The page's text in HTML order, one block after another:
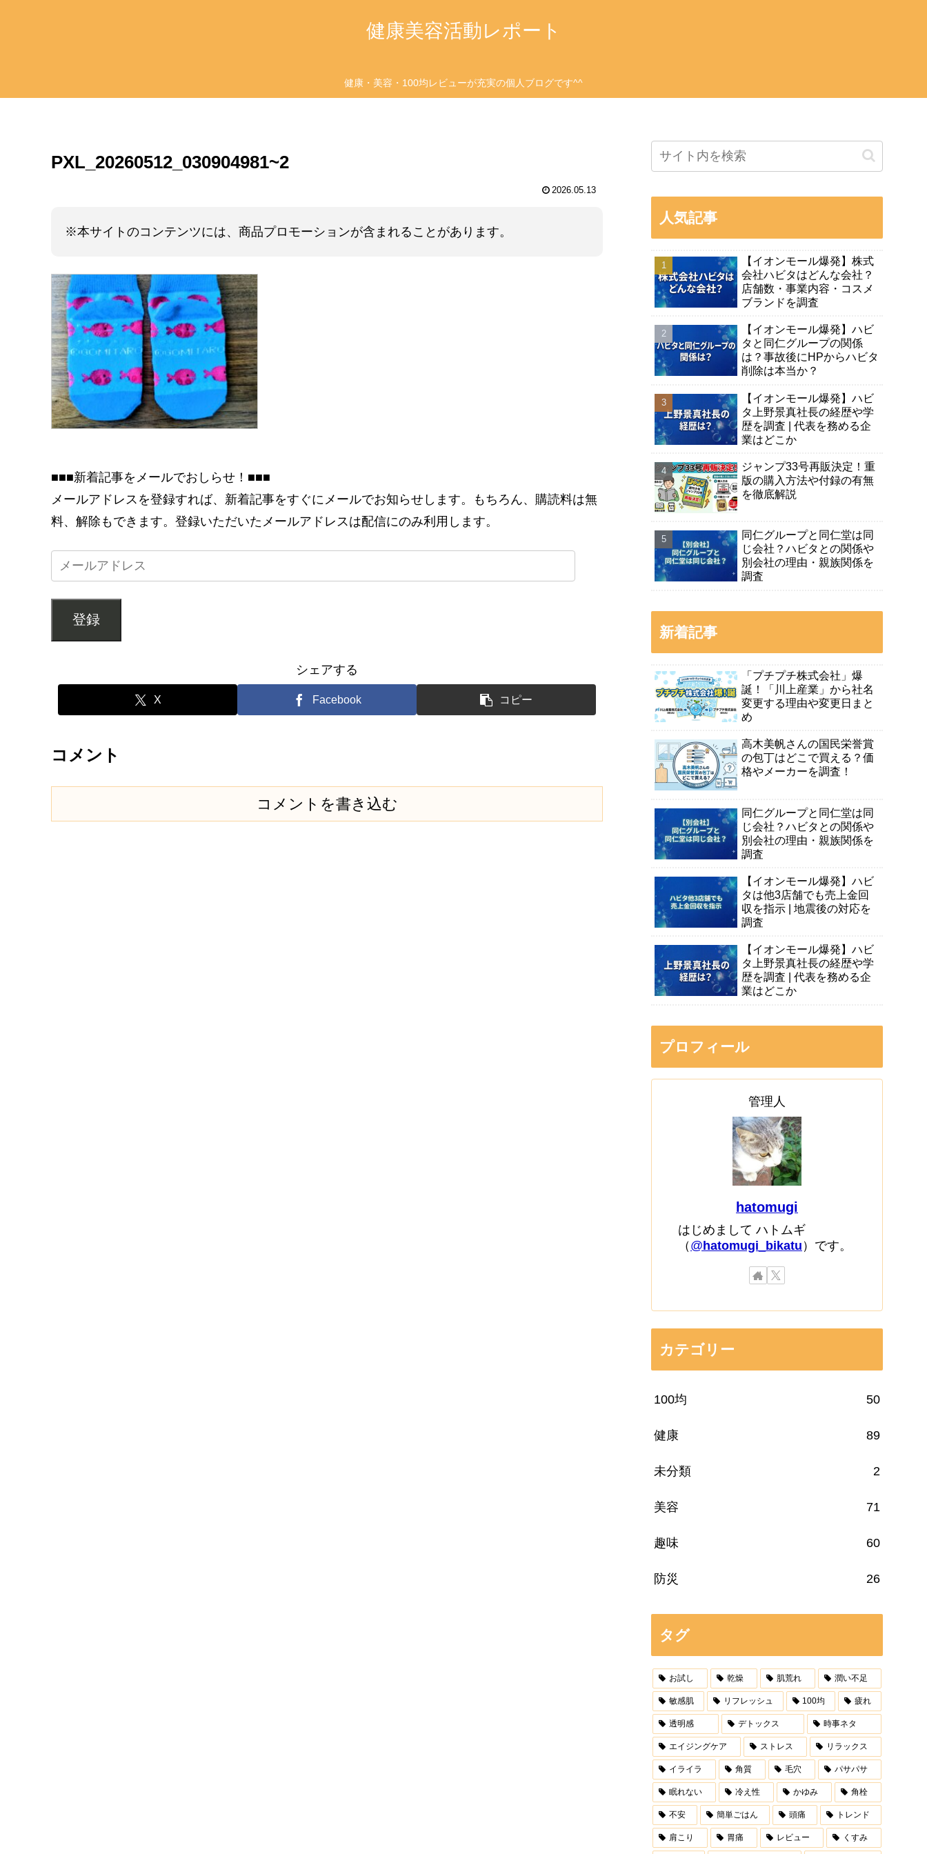
健康美容活動レポート
健康・美容・100均レビューが充実の個人ブログです^^
PXL_20260512_030904981~2
2026.05.13
※本サイトのコンテンツには、商品プロモーションが含まれることがあります。
■■■新着記事をメールでおしらせ！■■■
メールアドレスを登録すれば、新着記事をすぐにメールでお知らせします。もちろん、購読料は無
料、解除もできます。登録いただいたメールアドレスは配信にのみ利用します。
登録
シェアする
X Facebook コピー
コメント
コメントを書き込む
人気記事
【イオンモール爆発】株式
会社ハビタはどんな会社？
店舗数・事業内容・コスメ
ブランドを調査
【イオンモール爆発】ハビ
タと同仁グループの関係
は？事故後にHPからハビタ
削除は本当か？
【イオンモール爆発】ハビ
タ上野景真社長の経歴や学
歴を調査 | 代表を務める企
業はどこか
ジャンプ33号再販決定！重
版の購入方法や付録の有無
を徹底解説
同仁グループと同仁堂は同
じ会社？ハビタとの関係や
別会社の理由・親族関係を
調査
新着記事
「プチプチ株式会社」爆
誕！「川上産業」から社名
変更する理由や変更日まと
め
高木美帆さんの国民栄誉賞
の包丁はどこで買える？価
格やメーカーを調査！
同仁グループと同仁堂は同
じ会社？ハビタとの関係や
別会社の理由・親族関係を
調査
【イオンモール爆発】ハビ
タは他3店舗でも売上金回
収を指示 | 地震後の対応を
調査
【イオンモール爆発】ハビ
タ上野景真社長の経歴や学
歴を調査 | 代表を務める企
業はどこか
プロフィール
管理人
hatomugi
はじめまして ハトムギ
（ @hatomugi_bikatu ）です。
カテゴリー
100均 50
健康 89
未分類 2
美容 71
趣味 60
防災 26
タグ
お試し 乾燥 肌荒れ 潤い不足
敏感肌 リフレッシュ 100均 疲れ
透明感 デトックス 時事ネタ
エイジングケア ストレス リラックス
イライラ 角質 毛穴 パサパサ
眠れない 冷え性 かゆみ 角栓
不安 簡単ごはん 頭痛 トレンド
肩こり 胃痛 レビュー くすみ